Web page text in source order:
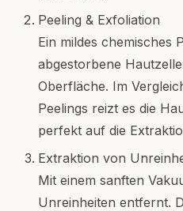
Peeling & Exfoliation
Ein mildes chemisches
abgestorbene
Oberfläche. Im
Peelings reizt es die
perfekt auf die
Extraktion von
Mit einem sanften
Unreinheiten entfernt.